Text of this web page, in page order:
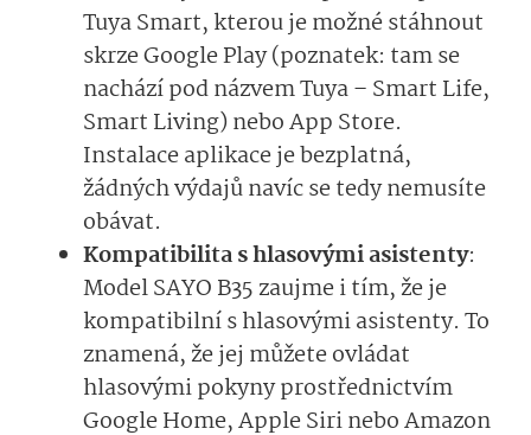
Tuya Smart, kterou je možné stáhnout
skrze Google Play (poznatek: tam se
nachází pod názvem Tuya – Smart Life,
Smart Living) nebo App Store.
Instalace aplikace je bezplatná,
žádných výdajů navíc se tedy nemusíte
obávat.
Kompatibilita s hlasovými asistenty:
Model SAYO B35 zaujme i tím, že je
kompatibilní s hlasovými asistenty. To
znamená, že jej můžete ovládat
hlasovými pokyny prostřednictvím
Google Home, Apple Siri nebo Amazon